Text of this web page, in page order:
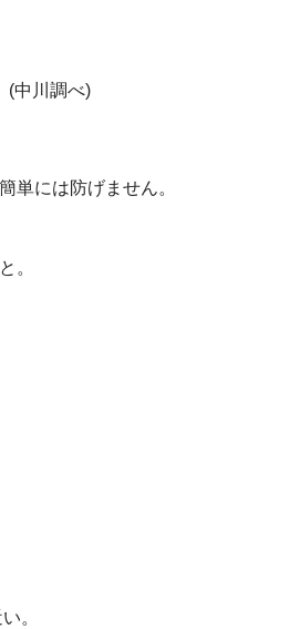
(中川調べ)
には防げません。
。
。